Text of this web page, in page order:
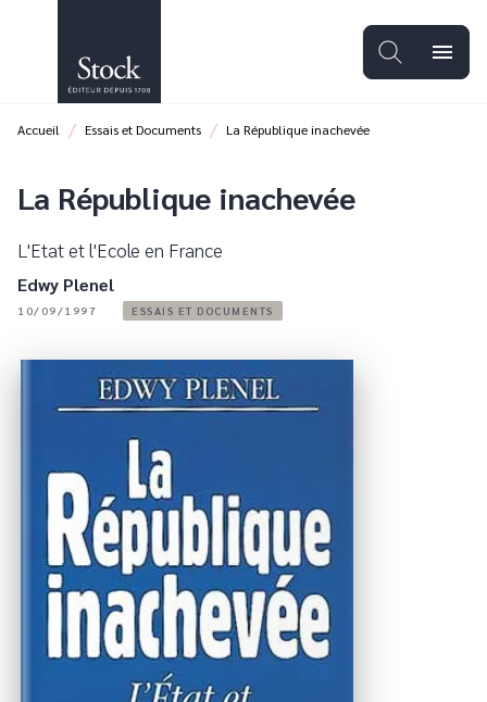
PIED DE PAGE
menu
Accueil / Essais et Documents / La République inachevée
La République inachevée
L'Etat et l'Ecole en France
Edwy Plenel
10/09/1997 ESSAIS ET DOCUMENTS